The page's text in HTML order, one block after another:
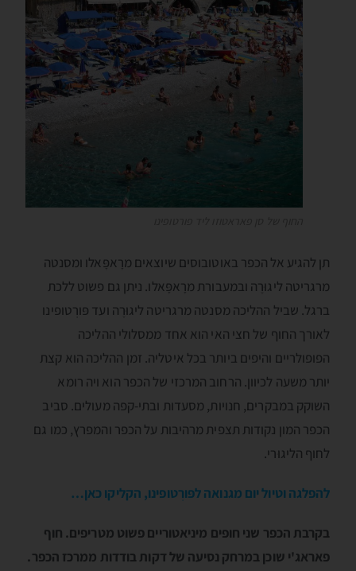
תן להגיע אל הכפר באוטובוסים שיוצאים מרָאפָּאלו ומסנטה
מרגריטה ליגוּרֶה ובמעבורת מרָאפָּאלו. ניתן גם פשוט ללכת
ברגל. שביל ההליכה מסנטה מרגריטה ליגוּרֶה ועד פּורְטופינו
לאורך החוף של חצי האי הוא אחד ממסלולי ההליכה
הפופולריים והיפים ביותר בכל איטליה. זמן ההליכה הוא קצת
יותר משעה לכיוון. הרחוב המרכזי של הכפר הוא ויה רומא
השוקק במבקרים, חנויות, מסעדות ובתי-קפה מעולים. סביב
הכפר המון נקודות תצפית מרהיבות על הכפר והמפרץ, כמו גם
לחוף הליגוּרי.
להפלגה וטיול יום מגנואה לפּורְטופינו, הקליקו כאן…
בקרבת הכפר שני חופים מיניאטוריים פשוט מטריפים. חוף
פאראג'י שוכן במרחק נסיעה של דקות בודדות ממרכז הכפר.